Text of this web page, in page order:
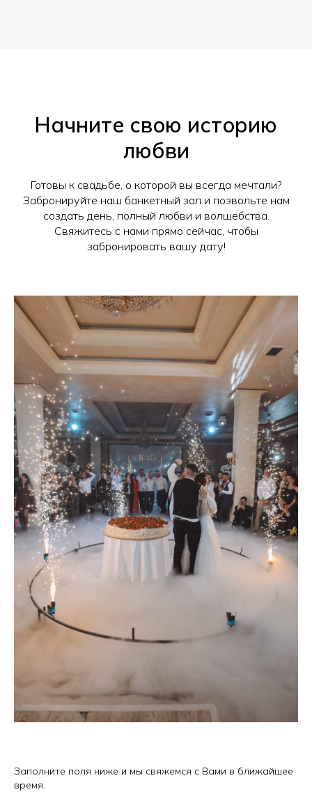
Начните свою историю
любви
Готовы к свадьбе, о которой вы всегда мечтали?
Забронируйте наш банкетный зал и позвольте нам
создать день, полный любви и волшебства.
Свяжитесь с нами прямо сейчас, чтобы
забронировать вашу дату!
Заполните поля ниже и мы свяжемся с Вами в ближайшее
время.